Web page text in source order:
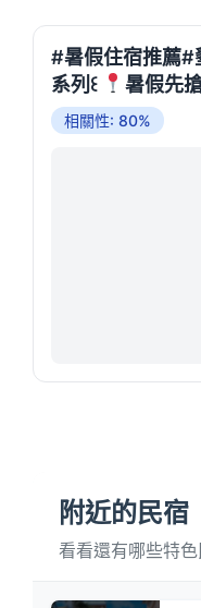
#暑假住宿推薦#
系列꒰
暑假先
相關性: 80%
附近的民宿
看看還有哪些特